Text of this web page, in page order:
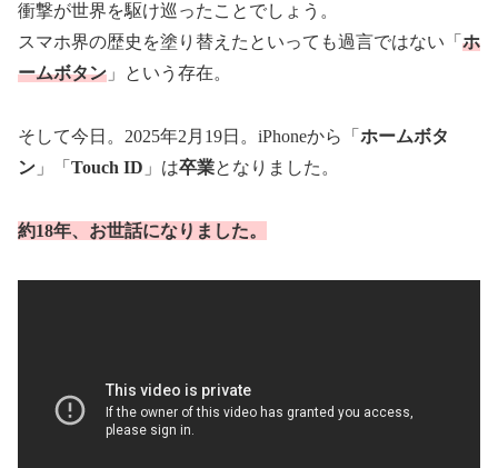
衝撃が世界を駆け巡ったことでしょう。
スマホ界の歴史を塗り替えたといっても過言ではない「 ホ
ームボタン 」という存在。
そして今日。2025年2月19日。iPhoneから「 ホームボタ
ン 」「 Touch ID 」は卒業となりました。
約18年、お世話になりました。